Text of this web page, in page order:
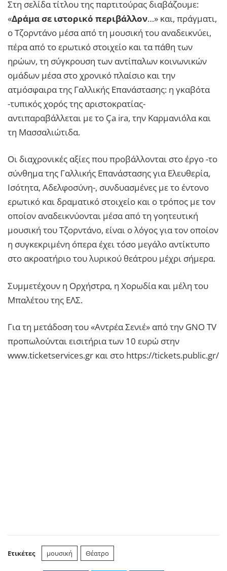
Στη σελίδα τίτλου της παρτιτούρας διαβάζουμε:
«Δράμα σε ιστορικό περιβάλλον…» και, πράγματι,
ο Τζορντάνο μέσα από τη μουσική του αναδεικνύει,
πέρα από το ερωτικό στοιχείο και τα πάθη των
ηρώων, τη σύγκρουση των αντίπαλων κοινωνικών
ομάδων μέσα στο χρονικό πλαίσιο και την
ατμόσφαιρα της Γαλλικής Επανάστασης: η γκαβότα
-τυπικός χορός της αριστοκρατίας-
αντιπαραβάλλεται με το Ça ira, την Καρμανιόλα και
τη Μασσαλιώτιδα.
Οι διαχρονικές αξίες που προβάλλονται στο έργο -το
σύνθημα της Γαλλικής Επανάστασης για Ελευθερία,
Ισότητα, Αδελφοσύνη-, συνδυασμένες με το έντονο
ερωτικό και δραματικό στοιχείο και ο τρόπος με τον
οποίον αναδεικνύονται μέσα από τη γοητευτική
μουσική του Τζορντάνο, είναι ο λόγος για τον οποίον
η συγκεκριμένη όπερα έχει τόσο μεγάλο αντίκτυπο
στο ακροατήριο του λυρικού θεάτρου μέχρι σήμερα.
Συμμετέχουν η Ορχήστρα, η Χορωδία και μέλη του
Μπαλέτου της ΕΛΣ.
Για τη μετάδοση του «Αντρέα Σενιέ» από την GNO TV
προπωλούνται εισιτήρια των 10 ευρώ στην
www.ticketservices.gr και στο https://tickets.public.gr/
Ετικέτες μουσική Θέατρο